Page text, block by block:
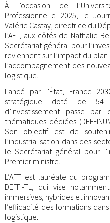
À l’occasion de
Professionnelle 2025, le
Valérie Castay, directrice du
l’AFT, aux côtés de Nathalie
Secrétariat général pour
reviennent sur l’impact du
l’accompagnement des
logistique.
Lancé par l’État, France
stratégique doté de 54
d’investissement passe
thématiques dédiées
Son objectif est de
l’industrialisation dans des
le Secrétariat général pour
Premier ministre.
L’AFT est lauréate du
DEFFI-TL, qui vise
immersives, hybrides et
l’efficacité des formations
logistique.